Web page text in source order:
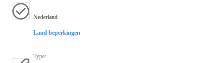
Nederland
Land beperkingen
Type: